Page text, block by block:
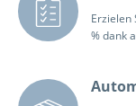
Erzielen
% dank